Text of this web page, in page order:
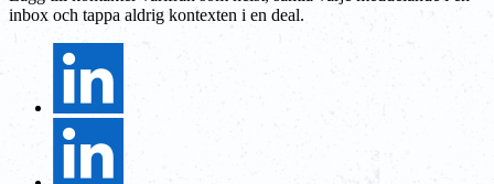
inbox och tappa aldrig kontexten i en deal.